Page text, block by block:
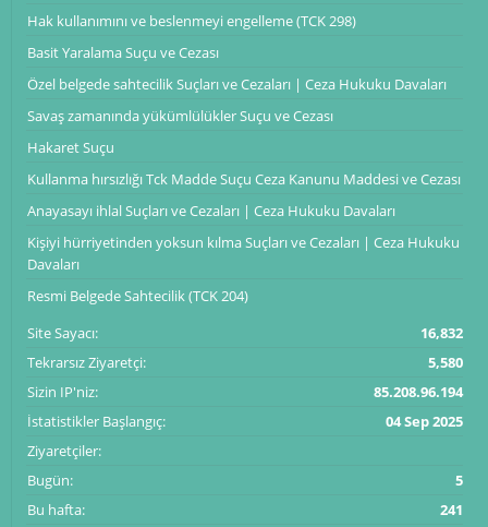
Hak kullanımını ve beslenmeyi engelleme (TCK 298)
Basit Yaralama Suçu ve Cezası
Özel belgede sahtecilik Suçları ve Cezaları | Ceza Hukuku Davaları
Savaş zamanında yükümlülükler Suçu ve Cezası
Hakaret Suçu
Kullanma hırsızlığı Tck Madde Suçu Ceza Kanunu Maddesi ve Cezası
Anayasayı ihlal Suçları ve Cezaları | Ceza Hukuku Davaları
Kişiyi hürriyetinden yoksun kılma Suçları ve Cezaları | Ceza Hukuku
Davaları
Resmi Belgede Sahtecilik (TCK 204)
Site Sayacı:
16,832
Tekrarsız Ziyaretçi:
5,580
Sizin IP'niz:
85.208.96.194
İstatistikler Başlangıç:
04 Sep 2025
Ziyaretçiler:
Bugün:
5
Bu hafta:
241